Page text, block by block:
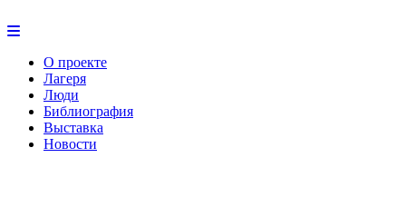
О проекте
Лагеря
Люди
Библиография
Выставка
Новости